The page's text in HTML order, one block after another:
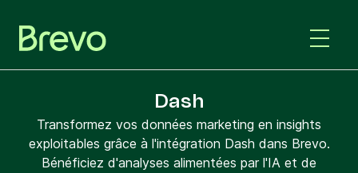
Dash
Transformez vos données marketing en insights
exploitables grâce à l'intégration Dash dans Brevo.
Bénéficiez d'analyses alimentées par l'IA et de